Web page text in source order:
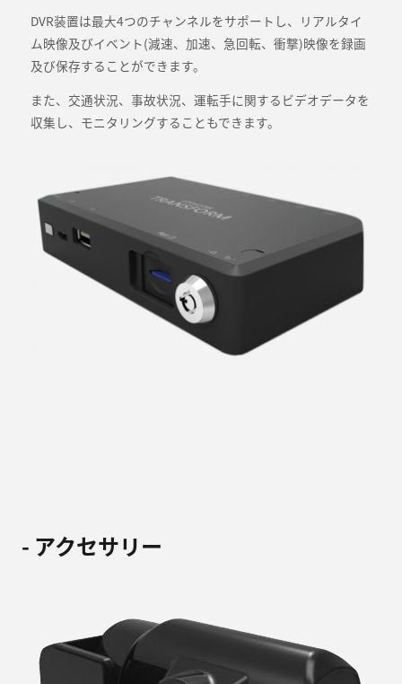
DVR装置は最大4つのチャンネルをサポートし、リアルタイ
ム映像及びイベント(減速、加速、急回転、衝撃)映像を録画
及び保存することができます。
また、交通状況、事故状況、運転手に関するビデオデータを
収集し、モニタリングすることもできます。
- アクセサリー